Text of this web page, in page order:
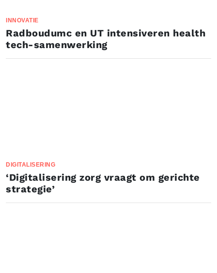
INNOVATIE
Radboudumc en UT intensiveren health
tech-samenwerking
DIGITALISERING
‘Digitalisering zorg vraagt om gerichte
strategie’